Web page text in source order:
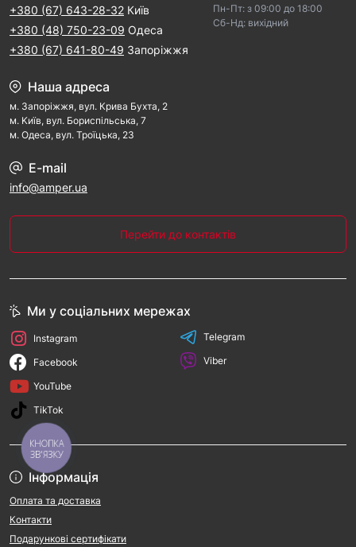
+380 (67) 643-28-32 Київ
+380 (48) 750-23-09 Одеса
+380 (67) 641-80-49 Запоріжжя
Пн-Пт: з 09:00 дo 18:00
Cб-Hд: виxідний
Наша адреса
м. Запорiжжя, вул. Крива Бухта, 2
м. Kиїв, вул. Бориспільська, 7
м. Одеса, вул. Троїцька, 23
E-mail
info@amper.ua
Перейти до контактів
Інформація
Оплата та доставка
Контакти
Подарункові сертифікати
Ми у соціальних мережах
Instagram
Facebook
YouTube
TikTok
Telegram
Viber
КНОПКА
ЗВ'ЯЗКУ